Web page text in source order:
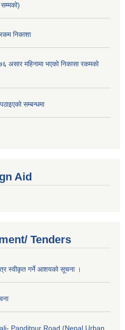
निकाशा
असार महिनामा भएको निकासा रकमको
सम्बन्धमा
Aid
Tenders
स्वीकृत गर्ने आशयको सूचना ।
Panditpur Road (Nepal Urban